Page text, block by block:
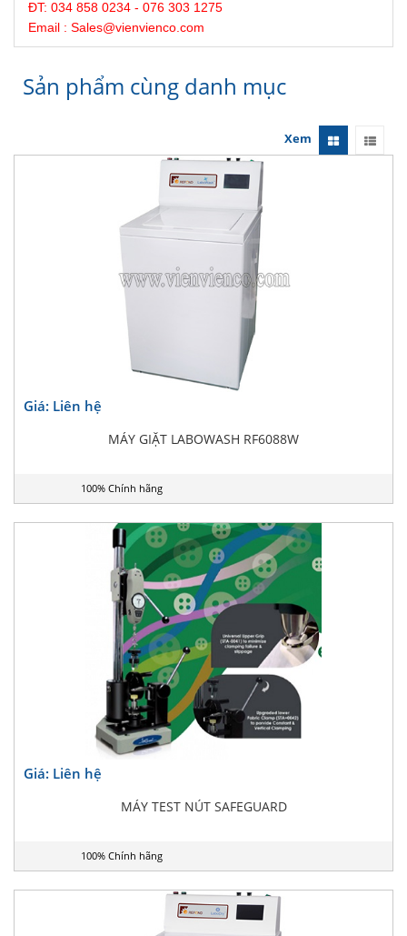
ĐT: 034 858 0234 - 076 303 1275
Email : Sales@vienvienco .com
Sản phẩm cùng danh mục
Xem
Giá: Liên hệ
MÁY GIẶT LABOWASH RF6088W
100% Chính hãng
Giá: Liên hệ
MÁY TEST NÚT SAFEGUARD
100% Chính hãng